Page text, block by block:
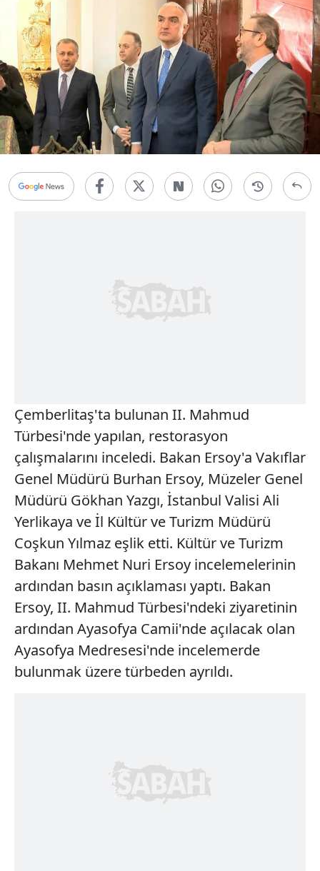
Çemberlitaş'ta bulunan II. Mahmud
Türbesi'nde yapılan, restorasyon
çalışmalarını inceledi. Bakan Ersoy'a Vakıflar
Genel Müdürü Burhan Ersoy, Müzeler Genel
Müdürü Gökhan Yazgı, İstanbul Valisi Ali
Yerlikaya ve İl Kültür ve Turizm Müdürü
Coşkun Yılmaz eşlik etti. Kültür ve Turizm
Bakanı Mehmet Nuri Ersoy incelemelerinin
ardından basın açıklaması yaptı. Bakan
Ersoy, II. Mahmud Türbesi'ndeki ziyaretinin
ardından Ayasofya Camii'nde açılacak olan
Ayasofya Medresesi'nde incelemerde
bulunmak üzere türbeden ayrıldı.